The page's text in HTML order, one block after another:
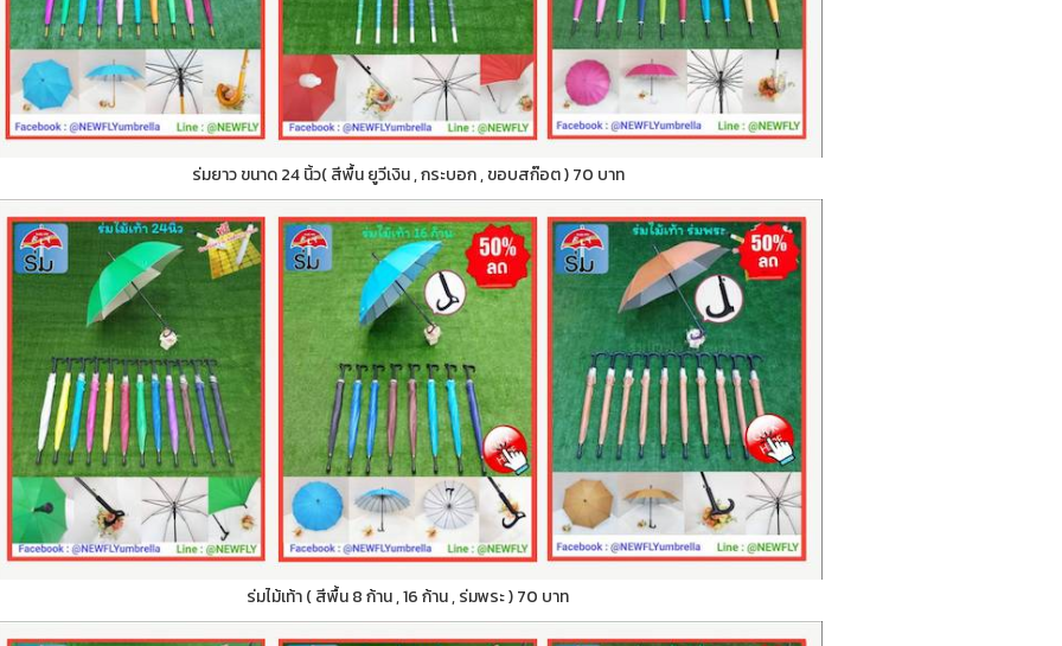
ร่มยาว ขนาด 24 นิ้ว( สีพื้น ยูวีเงิน , กระบอก , ขอบสก๊อต ) 70 บาท
ร่มไม้เท้า ( สีพื้น 8 ก้าน , 16 ก้าน , ร่มพระ ) 70 บาท